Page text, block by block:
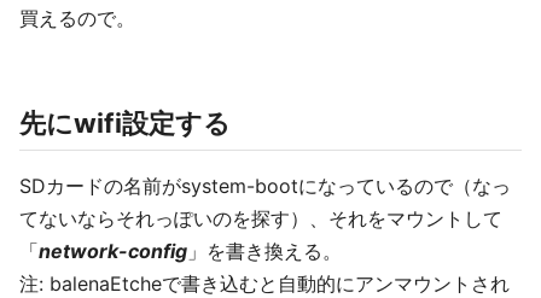
買えるので。
先にwifi設定する
SDカードの名前がsystem-bootになっているので（なっ
てないならそれっぽいのを探す）、それをマウントして
「network-config 」を書き換える。
注: balenaEtcheで書き込むと自動的にアンマウントされ